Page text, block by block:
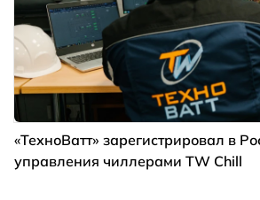
«ТехноВатт» зарегистрировал в
управления чиллерами TW Chill